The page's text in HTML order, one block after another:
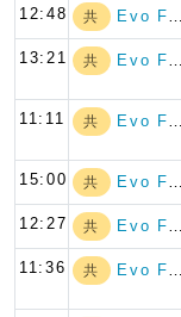
12:48 共 Evo Fund
13:21 共 Evo Fund
11:11 共 Evo Fund
15:00 共 Evo Fund
12:27 共 Evo Fund
11:36 共 Evo Fund